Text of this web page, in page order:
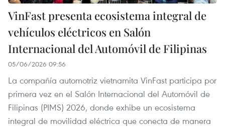
VinFast presenta ecosistema integral de
vehículos eléctricos en Salón
Internacional del Automóvil de Filipinas
05/06/2026 09:56
La compañía automotriz vietnamita VinFast participa por
primera vez en el Salón Internacional del Automóvil de
Filipinas (PIMS) 2026, donde exhibe un ecosistema
integral de movilidad eléctrica que conecta de manera